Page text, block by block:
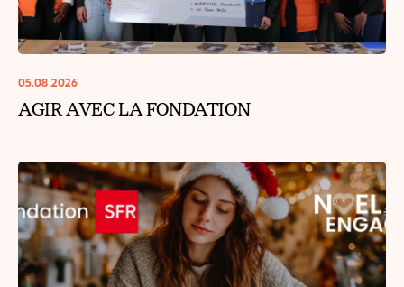
05.08.2026
AGIR AVEC LA FONDATION